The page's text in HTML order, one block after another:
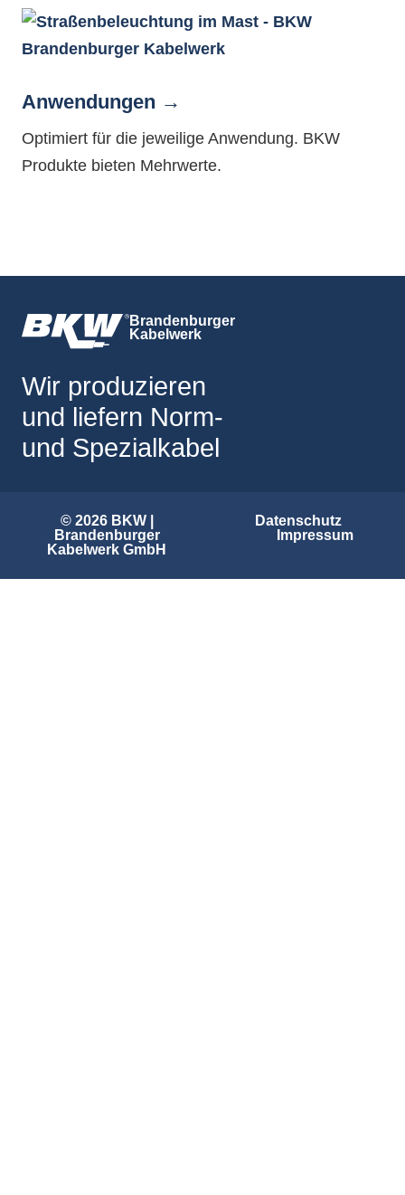
Anwendungen
Optimiert für die jeweilige Anwendung. BKW
Produkte bieten Mehrwerte.
Brandenburger
Kabelwerk
Wir produzieren
und liefern Norm-
und Spezialkabel
© 2026 BKW |
Brandenburger
Kabelwerk GmbH
Datenschutz
Impressum